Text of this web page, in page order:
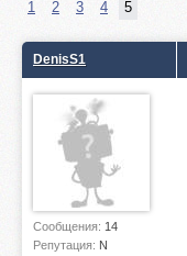
1
2 3 4 5
DenisS1
Сообщения: 14
Репутация: N